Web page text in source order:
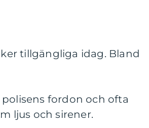
tillgängliga idag. Bland
polisens fordon och ofta
ljus och sirener.